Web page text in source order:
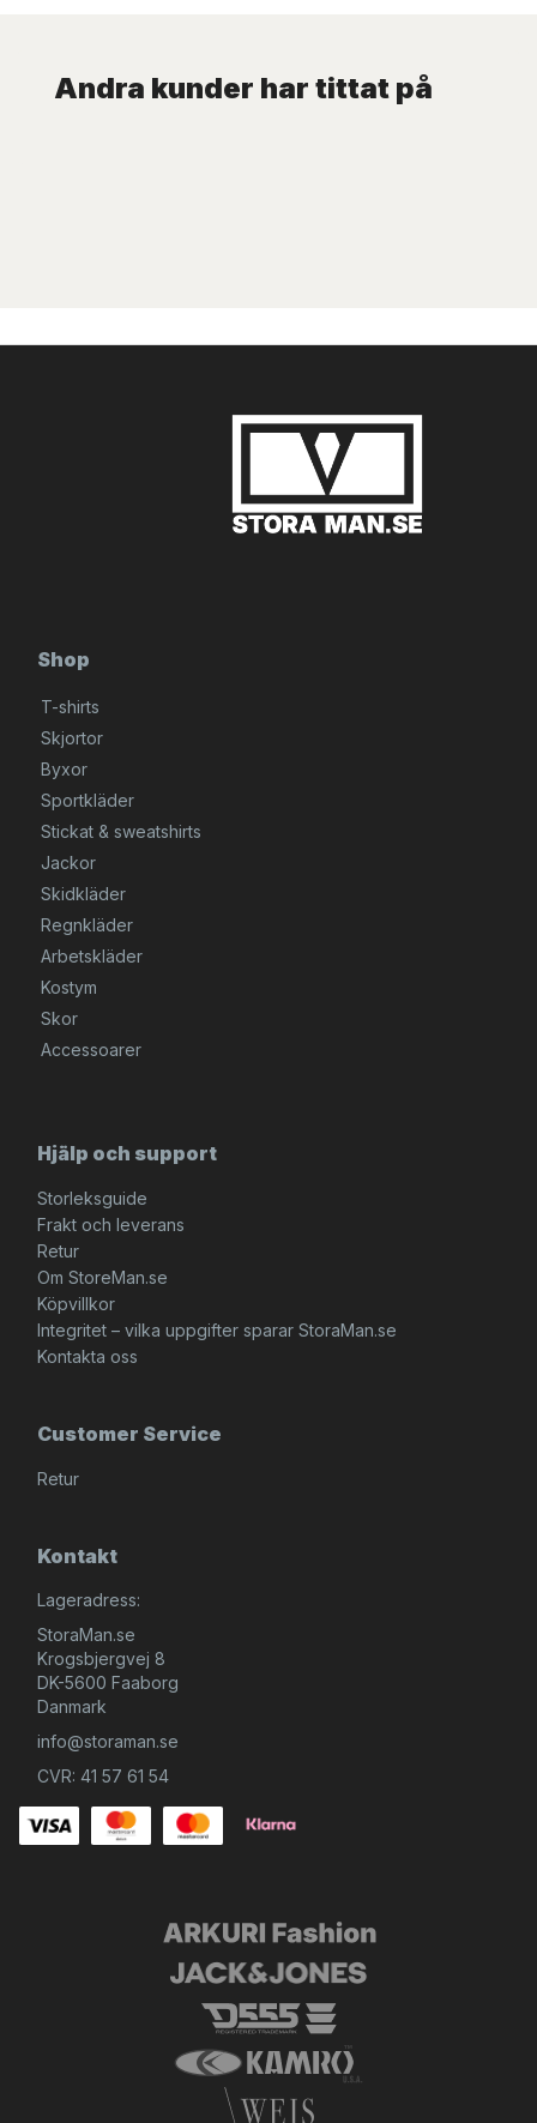
Andra kunder har tittat på
Shop
T-shirts
Skjortor
Byxor
Sportkläder
Stickat & sweatshirts
Jackor
Skidkläder
Regnkläder
Arbetskläder
Kostym
Skor
Accessoarer
Hjälp och support
Storleksguide
Frakt och leverans
Retur
Om StoreMan.se
Köpvillkor
Integritet – vilka uppgifter sparar StoraMan.se
Kontakta oss
Customer Service
Retur
Kontakt
Lageradress:
StoraMan.se
Krogsbjergvej 8
DK-5600 Faaborg
Danmark
info@storaman.se
CVR: 41 57 61 54